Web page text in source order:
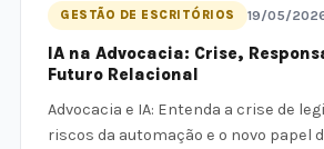
GESTÃO DE ESCRITÓRIOS 19/05/
IA na Advocacia: Crise,
Futuro Relacional
Advocacia e IA: Entenda a crise de
riscos da automação e o novo papel